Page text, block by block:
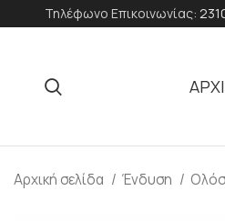
Τηλέφωνο Επικοινωνίας:
Αρχική σελίδα Ένδυση